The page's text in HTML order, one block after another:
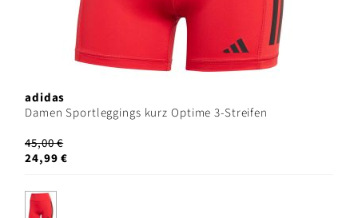
adidas
Damen Sportleggings kurz Optime 3-Streifen
45,00 €
24,99 €